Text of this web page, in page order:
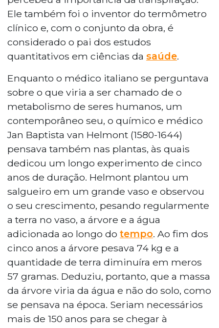
Ele também foi o inventor do termômetro
clínico e, com o conjunto da obra, é
considerado o pai dos estudos
quantitativos em ciências da saúde.
Enquanto o médico italiano se perguntava
sobre o que viria a ser chamado de o
metabolismo de seres humanos, um
contemporâneo seu, o químico e médico
Jan Baptista van Helmont (1580-1644)
pensava também nas plantas, às quais
dedicou um longo experimento de cinco
anos de duração. Helmont plantou um
salgueiro em um grande vaso e observou
o seu crescimento, pesando regularmente
a terra no vaso, a árvore e a água
adicionada ao longo do tempo. Ao fim dos
cinco anos a árvore pesava 74 kg e a
quantidade de terra diminuíra em meros
57 gramas. Deduziu, portanto, que a massa
da árvore viria da água e não do solo, como
se pensava na época. Seriam necessários
mais de 150 anos para se chegar à